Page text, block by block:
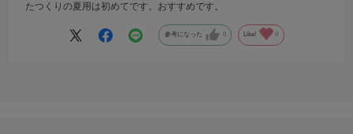
たつくりの夏用は初めてです。おすすめです。
参考になった 0 Like! 0